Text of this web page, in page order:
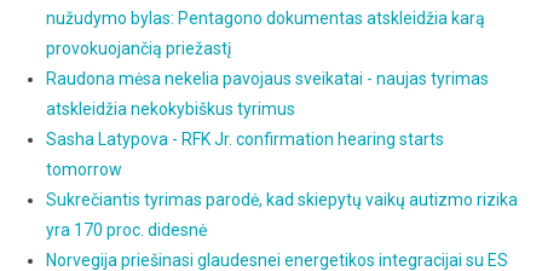
nužudymo bylas: Pentagono dokumentas atskleidžia karą
provokuojančią priežastį
Raudona mėsa nekelia pavojaus sveikatai - naujas tyrimas
atskleidžia nekokybiškus tyrimus
Sasha Latypova - RFK Jr. confirmation hearing starts
tomorrow
Sukrečiantis tyrimas parodė, kad skiepytų vaikų autizmo rizika
yra 170 proc. didesnė
Norvegija priešinasi glaudesnei energetikos integracijai su ES